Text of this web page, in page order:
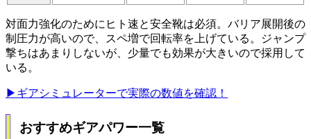
対面力強化のためにヒト速と安全靴は必須。バリア展開後の
制圧力が高いので、スペ増で回転率を上げている。ジャンプ
撃ちはあまりしないが、少量でも効果が大きいので採用して
いる。
▶ギアシミュレーターで実際の数値を確認！
おすすめギアパワー一覧